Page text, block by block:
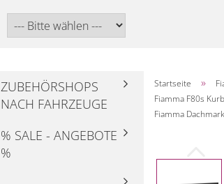
Startseite »
Fiamma F80s
Fiamma
ZUBEHÖRSHOPS
NACH FAHRZEUGE
% SALE - ANGEBOTE
%